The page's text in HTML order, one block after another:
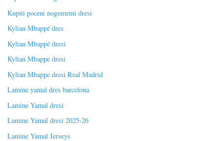
Kupiti poceni nogometni dresi
Kylian Mbappé dres
Kylian Mbappé dresi
Kylian Mbappe dresi
Kylian Mbappe dresi Real Madrid
Lamine yamal dres barcelona
Lamine Yamal dresi
Lamine Yamal dresi 2025-26
Lamine Yamal Jerseys